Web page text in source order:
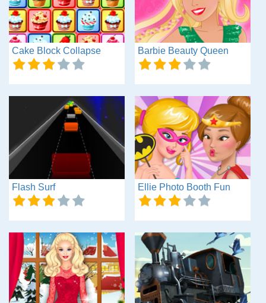
Cake Block Collapse Barbie Beauty Queen
Flash Surf Ellie Photo Booth Fun